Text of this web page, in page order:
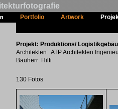
Portfolio Artwork
Projekt: Produktions/
Architekten: ATP Architekten
Bauherr: Hilti
130 Fotos